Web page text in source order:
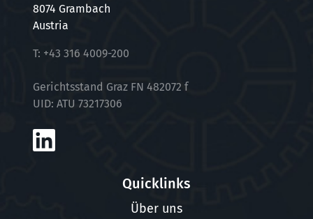
8074 Grambach
Austria
T: +43 316 4009-200
Gerichtsstand Graz FN 482072 f
UID: ATU 73217306
Quicklinks
Über uns